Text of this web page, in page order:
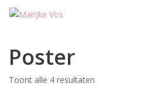
Skip
Poster
Toont alle 4 resultaten